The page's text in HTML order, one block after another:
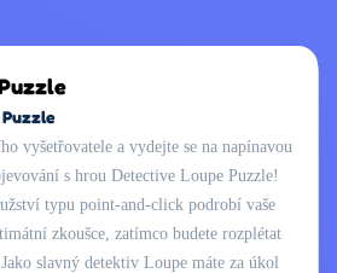
vyšetřovatele a vydejte se na napínavou
s hrou Detective Loupe Puzzle!
typu point-and-click podrobí vaše
zkoušce, zatímco budete rozplétat
slavný detektiv Loupe máte za úkol